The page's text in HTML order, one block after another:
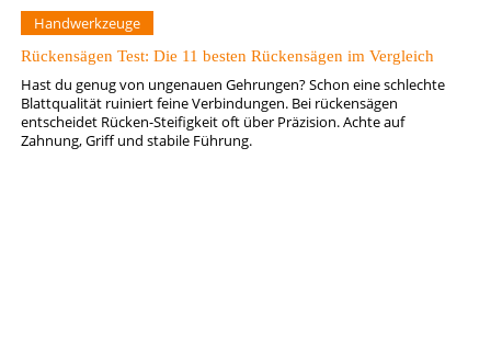
Handwerkzeuge
Rückensägen Test: Die 11 besten Rückensägen im Vergleich
Hast du genug von ungenauen Gehrungen? Schon eine schlechte
Blattqualität ruiniert feine Verbindungen. Bei rückensägen
entscheidet Rücken-Steifigkeit oft über Präzision. Achte auf
Zahnung, Griff und stabile Führung.